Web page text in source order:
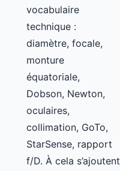
vocabulaire
technique :
diamètre, focale,
monture
équatoriale,
Dobson, Newton,
oculaires,
collimation, GoTo,
StarSense, rapport
f/D. À cela s’ajoutent